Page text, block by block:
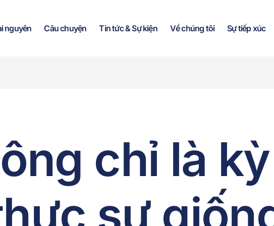
nguyên Câu chuyện Tin tức & Sự kiện Về chúng tôi Sự tiếp xúc
chỉ là